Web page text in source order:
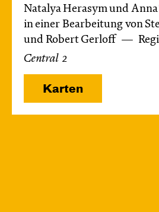
Natalya Herasym und
in einer Bearbeitung von
und Robert Gerloff
Central 2
Karten